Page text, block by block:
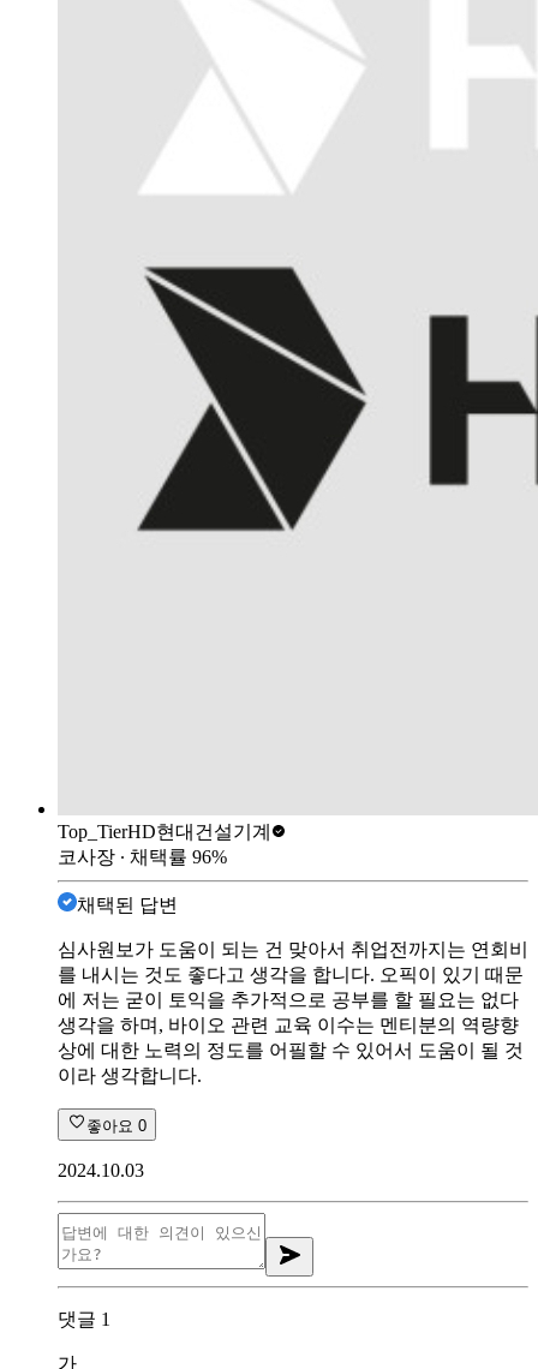
Top_TierHD현대건설기계
코사장 ∙ 채택률 96%
채택된 답변
심사원보가 도움이 되는 건 맞아서 취업전까지는 연회비
를 내시는 것도 좋다고 생각을 합니다. 오픽이 있기 때문
에 저는 굳이 토익을 추가적으로 공부를 할 필요는 없다
생각을 하며, 바이오 관련 교육 이수는 멘티분의 역량향
상에 대한 노력의 정도를 어필할 수 있어서 도움이 될 것
이라 생각합니다.
좋아요 0
2024.10.03
댓글 1
가